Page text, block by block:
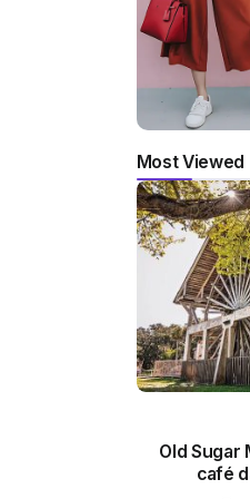
Most Viewed
Old Sugar
café